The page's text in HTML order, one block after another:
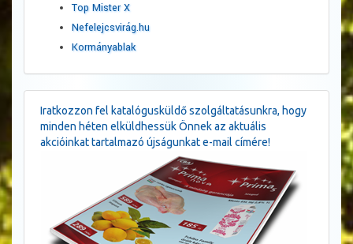
Top Mister X
Nefelejcsvirág.hu
Kormányablak
Iratkozzon fel katalógusküldő szolgáltatásunkra, hogy
minden héten elküldhessük Önnek az aktuális
akcióinkat tartalmazó újságunkat e-mail címére!